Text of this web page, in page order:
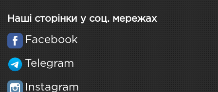
Наші сторінки у соц. мережах
Facebook
Telegram
Instagram